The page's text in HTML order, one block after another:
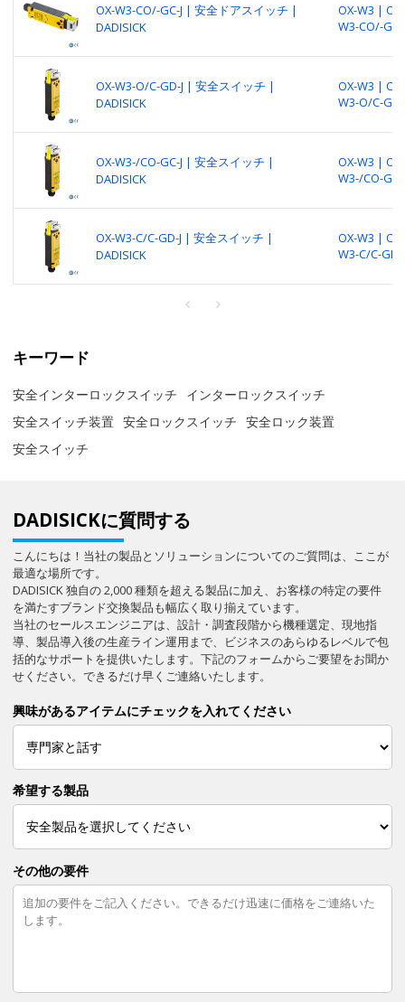
OX-W3-CO/-GC-J | 安全ドアスイッチ |
DADISICK
OX-W3 | OX-
W3-CO/-GC-J
OX-W3-O/C-GD-J | 安全スイッチ |
DADISICK
OX-W3 | OX-
W3-O/C-GD-
OX-W3-/CO-GC-J | 安全スイッチ |
DADISICK
OX-W3 | OX-
W3-/CO-GC-J
OX-W3-C/C-GD-J | 安全スイッチ |
DADISICK
OX-W3 | OX-
W3-C/C-GD-J
キーワード
安全インターロックスイッチ
インターロックスイッチ
安全スイッチ装置 安全ロックスイッチ
安全ロック装置
安全スイッチ
DADISICKに質問する
こんにちは！当社の製品とソリューションについてのご質問は、ここが
最適な場所です。
DADISICK 独自の 2,000 種類を超える製品に加え、お客様の特定の要件
を満たすブランド交換製品も幅広く取り揃えています。
当社のセールスエンジニアは、設計・調査段階から機種選定、現地指
導、製品導入後の生産ライン運用まで、ビジネスのあらゆるレベルで包
括的なサポートを提供いたします。下記のフォームからご要望をお聞か
せください。できるだけ早くご連絡いたします。
興味があるアイテムにチェックを入れてください
希望する製品
その他の要件